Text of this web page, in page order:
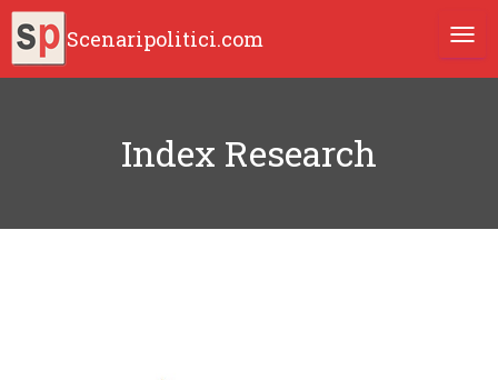
Scenaripolitici.com
Index Research